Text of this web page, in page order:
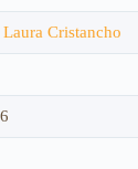
Laura Cristancho